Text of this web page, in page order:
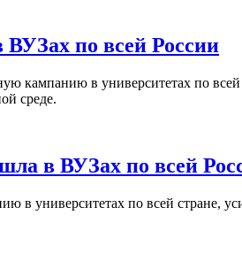
по всей России
кампанию в университетах по
среде.
в ВУЗах по всей
в университетах по всей стране,